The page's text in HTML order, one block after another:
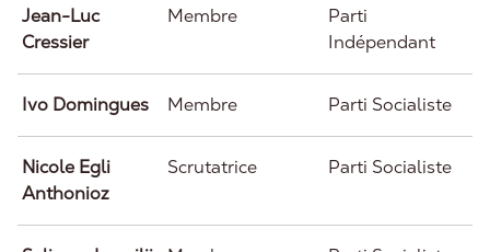
Jean-Luc
Cressier
Membre
Parti
Indépendant
Ivo Domingues Membre Parti Socialiste
Nicole Egli
Anthonioz
Scrutatrice Parti Socialiste